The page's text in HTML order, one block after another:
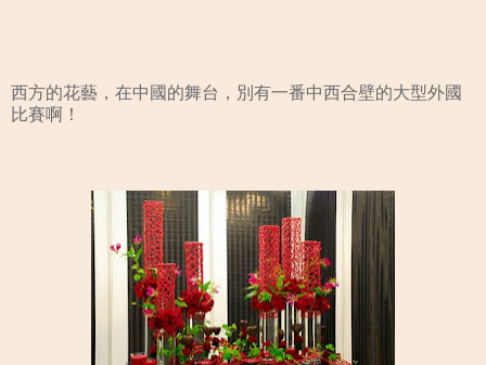
西方的花藝，在中國的舞台，別有一番中西合壁的大型外國
比賽啊！